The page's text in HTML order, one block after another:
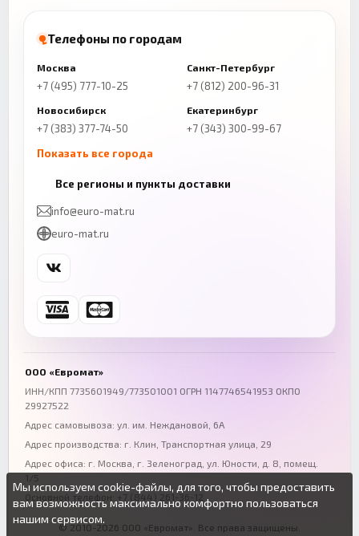
Телефоны по городам
Москва
+7 (495) 777-10-25
Санкт-Петербург
+7 (812) 200-96-31
Новосибирск
+7 (383) 377-74-50
Екатеринбург
+7 (343) 300-99-67
Показать все города
+7 (843) 206-01-30
Челябинск
+7 (343) 300-99-67
Ростов-на-Дону
+7 (863) 333-50-75
Волгоград
+7 (844) 261-36-12
Омск
Все регионы и пункты доставки
info@euro-mat.ru
euro-mat.ru
ООО «Евромат»
ИНН/КПП 7735601949/773501001 ОГРН 1147746541953 ОКПО
29927522
Адрес самовывоза: ул. им. Неждановой, 6А
Адрес производства: г. Клин, Транспортная улица, 29
Адрес офиса: г. Москва, г. Зеленоград ул. Юности, д. 8, помещ.
1/5
Основной телефон:
+7 (844) 261-36-12
© 2010-2026 ООО «Евромат». Все права защищены.
Мы используем cookie-файлы, для того, чтобы предоставить
вам возможность максимально комфортно пользоваться
нашим сервисом.